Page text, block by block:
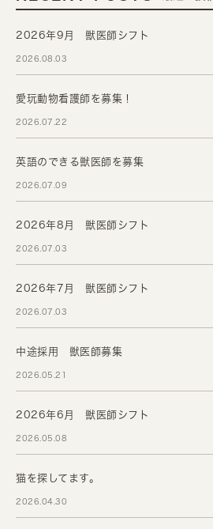
2026年9月 獣医師シフト
2026.08.03
愛玩動物看護師を募集！
2026.07.22
英語のできる獣医師を募集
2026.07.09
2026年8月 獣医師シフト
2026.07.03
2026年7月 獣医師シフト
2026.07.03
中途採用 獣医師募集
2026.05.21
2026年6月 獣医師シフト
2026.05.08
猫を探してます。
2026.04.30